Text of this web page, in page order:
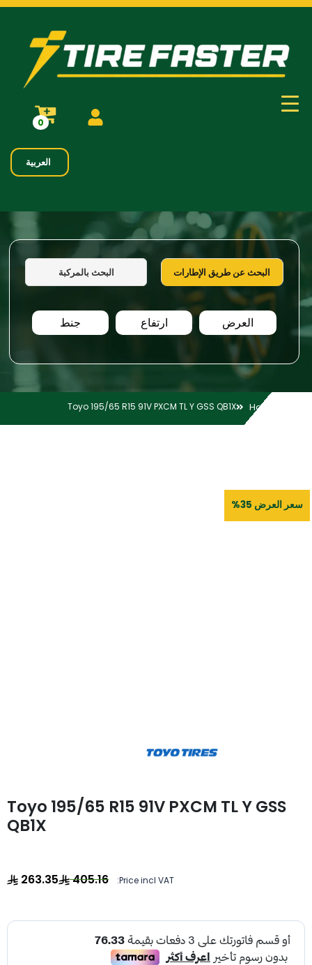
0
العربية
البحث عن طريق الإطارات البحث بالمركبة
العرض ارتفاع جنط
Home
Toyo 195/65 R15 91V PXCM TL Y GSS QB1X
سعر العرض 35%
Toyo 195/65 R15 91V PXCM TL Y GSS
QB1X
Price incl VAT:
405.16
263.35